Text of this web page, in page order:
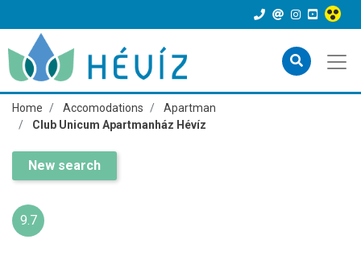
Home Accomodations
Apartman
Club Unicum Apartmanház Hévíz
New search
9.7